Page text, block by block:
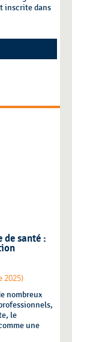
inscrite dans
de santé :
2025)
nombreux
le
une